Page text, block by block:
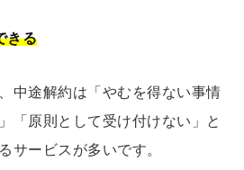
きる
中途解約は「やむを得ない事情
「原則として受け付けない」と
サービスが多いです。